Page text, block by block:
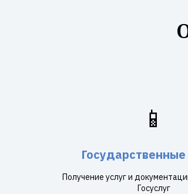
📱
Государственные
Получение услуг и
Госуслуг